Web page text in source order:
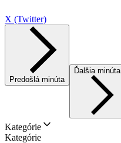
X (Twitter)
Predošlá minúta
Ďalšia minúta
Kategórie
Kategórie